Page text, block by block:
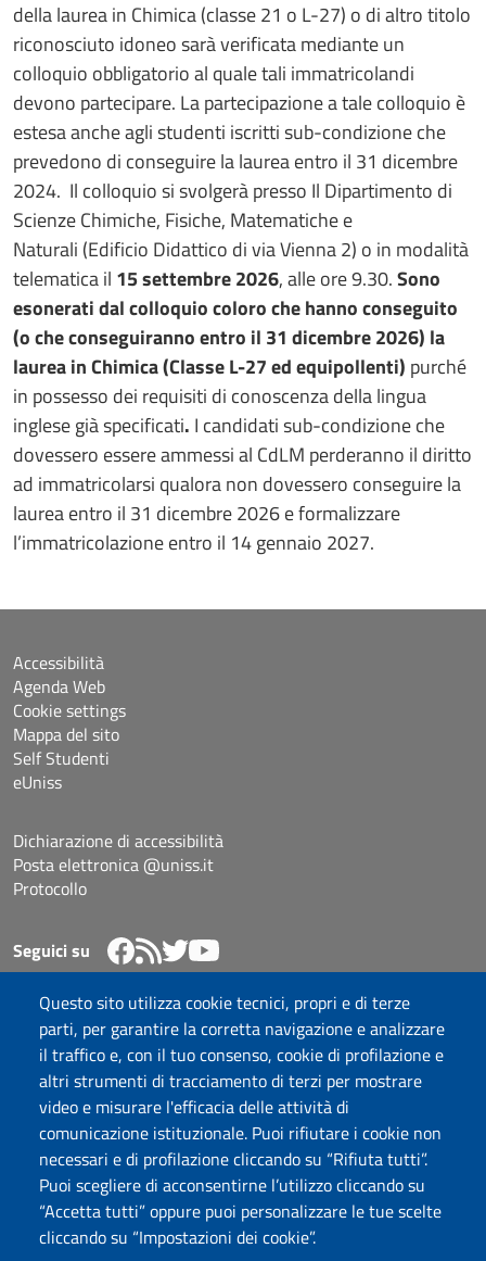
Questo sito utilizza cookie tecnici, propri e di terze
parti, per garantire la corretta navigazione e analizzare
il traffico e, con il tuo consenso, cookie di profilazione e
altri strumenti di tracciamento di terzi per mostrare
video e misurare l'efficacia delle attività di
comunicazione istituzionale. Puoi rifiutare i cookie non
necessari e di profilazione cliccando su “Rifiuta tutti”.
Puoi scegliere di acconsentirne l’utilizzo cliccando su
“Accetta tutti” oppure puoi personalizzare le tue scelte
cliccando su “Impostazioni dei cookie”.
della laurea in Chimica (classe 21 o L-27) o di altro titolo
riconosciuto idoneo sarà verificata mediante un
colloquio obbligatorio al quale tali immatricolandi
devono partecipare. La partecipazione a tale colloquio è
estesa anche agli studenti iscritti sub-condizione che
prevedono di conseguire la laurea entro il 31 dicembre
2024. Il colloquio si svolgerà presso Il Dipartimento di
Scienze Chimiche, Fisiche, Matematiche e
Naturali (Edificio Didattico di via Vienna 2) o in modalità
telematica il 15 settembre 2026, alle ore 9.30.Sono
esonerati dal colloquio coloro che hanno conseguito
(o che conseguiranno entro il 31 dicembre 2026) la
laurea in Chimica (Classe L-27 ed equipollenti) purché
in possesso dei requisiti di conoscenza della lingua
inglese già specificati. I candidati sub-condizione che
dovessero essere ammessi al CdLM perderanno il diritto
ad immatricolarsi qualora non dovessero conseguire la
laurea entro il 31 dicembre 2026 e formalizzare
l’immatricolazione entro il 14 gennaio 2027.
Università degli Studi di Sassari
Dipartimento di Scienze chimiche, fisiche, matematiche e
naturali
Via Vienna 2, 07100 Sassari
Tel./Fax: +39 079 229535/+39 079 228625
PEC: dip.chimica.farmacia@pec.uniss.it
www.uniss.it
Accessibilità
Agenda Web
Cookie settings
Mappa del sito
Self Studenti
eUniss
Dichiarazione di accessibilità
Posta elettronica @uniss.it
Protocollo
Seguici su